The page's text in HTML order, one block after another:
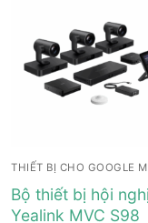
THIẾT BỊ CHO GOOGLE
Bộ thiết bị hội nghị
Yealink MVC S98